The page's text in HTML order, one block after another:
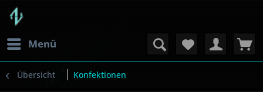
Menü
Übersicht Konfektionen